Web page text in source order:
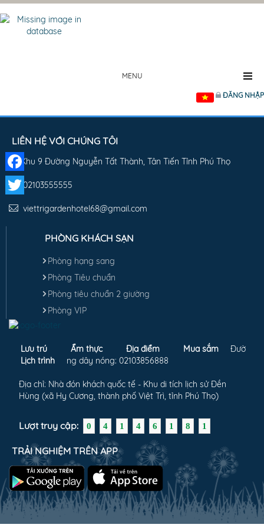
MENU
ĐĂNG NHẬP
LIÊN HỆ VỚI CHÚNG TÔI
Khu 9 Đường Nguyễn Tất Thành, Tân Tiến Tỉnh Phú Thọ
02103555555
viettrigardenhotel68@gmail.com
PHÒNG KHÁCH SẠN
Phòng hạng sang
Phòng Tiêu chuẩn
Phòng tiêu chuẩn 2 giường
Phòng VIP
Lưu trú Ẩm thực Địa điểm
Mua sắm
Lịch trình
Đườ
ng dây nóng: 02103856888
Địa chỉ: Nhà đón khách quốc tế - Khu di tích lịch sử Đền
Hùng (xã Hy Cương, thành phố Việt Trì, tỉnh Phú Thọ)
Lượt truy cập: 0 4 1 4 6 1 8 1
TRẢI NGHIỆM TRÊN APP
Facebook
Twitter